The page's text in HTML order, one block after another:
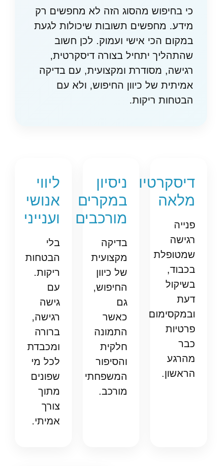
כי בחיפוש מהסוג הזה לא מחפשים רק
מידע. מחפשים תשובות שיכולות לגעת
במקום הכי אישי ועמוק. לכן חשוב
שהתהליך יתחיל בצורה דיסקרטית,
רגישה, מסודרת ומקצועית, עם בדיקה
אמיתית של כיוון החיפוש, ולא עם
הבטחות ריקות.
דיסקרטיות
מלאה
פנייה
רגישה
שמטופלת
בכבוד,
בשיקול
דעת
ובמקסימום
פרטיות
כבר
מהרגע
הראשון.
ניסיון
במקרים
מורכבים
בדיקה
מקצועית
של כיוון
החיפוש,
גם
כאשר
התמונה
חלקית
והסיפור
המשפחתי
מורכב.
ליווי
אנושי
וענייני
בלי
הבטחות
ריקות.
עם
גישה
רגישה,
ברורה
ומכבדת
לכל מי
שפונים
מתוך
צורך
אמיתי.